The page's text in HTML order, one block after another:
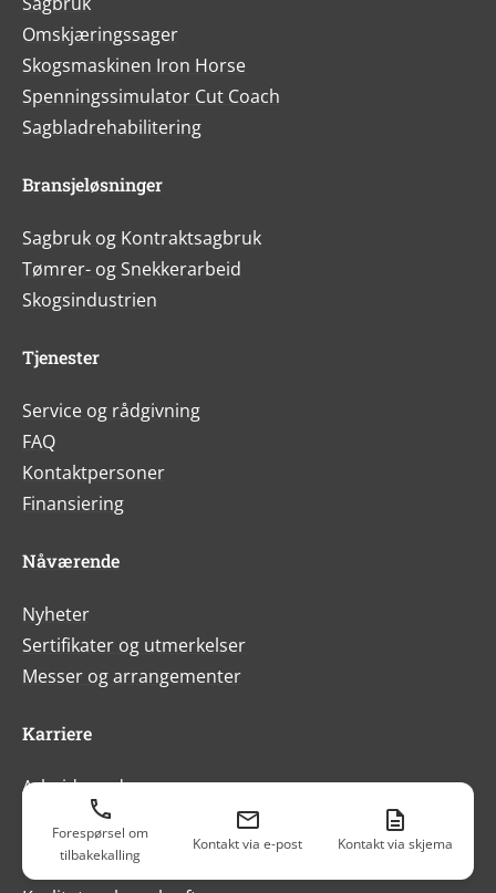
Omskjæringssager
Skogsmaskinen Iron Horse
Spenningssimulator Cut Coach
Sagbladrehabilitering
Bransjeløsninger
Sagbruk og Kontraktsagbruk
Tømrer- og Snekkerarbeid
Skogsindustrien
Tjenester
Service og rådgivning
FAQ
Kontaktpersoner
Finansiering
Nåværende
Nyheter
Sertifikater og utmerkelser
Messer og arrangementer
Karriere
Arbeidsverden
Om oss
Forespørsel om
tilbakekalling
Kontakt via e-post Kontakt via skjema